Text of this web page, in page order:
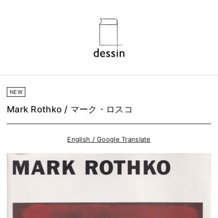
NEW
Mark Rothko / マーク・ロスコ
English / Google Translate